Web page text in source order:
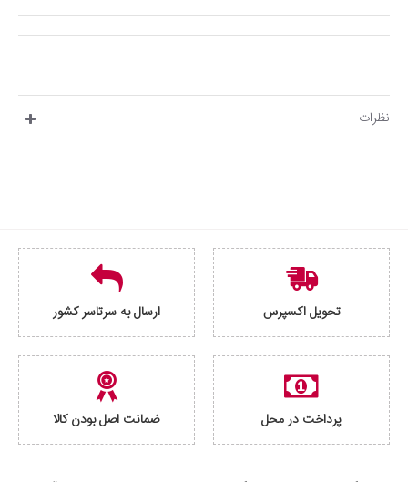
نظرات
تحویل اکسپرس ارسال به سرتاسر کشور
پرداخت در محل ضمانت اصل بودن کالا